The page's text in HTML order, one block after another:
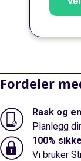
Fordeler
Rask og
Planlegg
100%
Vi bruker